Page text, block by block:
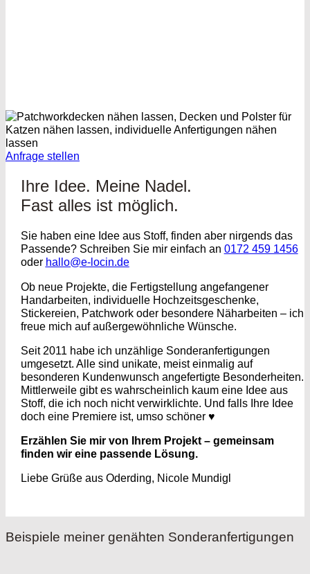
Anfrage stellen
Ihre Idee. Meine Nadel.
Fast alles ist möglich.
Sie haben eine Idee aus Stoff, finden aber nirgends das
Passende? Schreiben Sie mir einfach an 0172 459 1456
oder hallo@e-locin.de
Ob neue Projekte, die Fertigstellung angefangener
Handarbeiten, individuelle Hochzeitsgeschenke,
Stickereien, Patchwork oder besondere Näharbeiten – ich
freue mich auf außergewöhnliche Wünsche.
Seit 2011 habe ich unzählige Sonderanfertigungen
umgesetzt. Alle sind unikate, meist einmalig auf
besonderen Kundenwunsch angefertigte Besonderheiten.
Mittlerweile gibt es wahrscheinlich kaum eine Idee aus
Stoff, die ich noch nicht verwirklichte. Und falls Ihre Idee
doch eine Premiere ist, umso schöner ♥
Erzählen Sie mir von Ihrem Projekt – gemeinsam
finden wir eine passende Lösung.
Liebe Grüße aus Oderding, Nicole Mundigl
Beispiele meiner genähten Sonderanfertigungen